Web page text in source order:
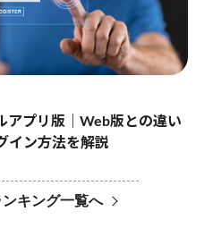
アプリ版｜Web版との違い
イン方法を解説
ンキング一覧へ